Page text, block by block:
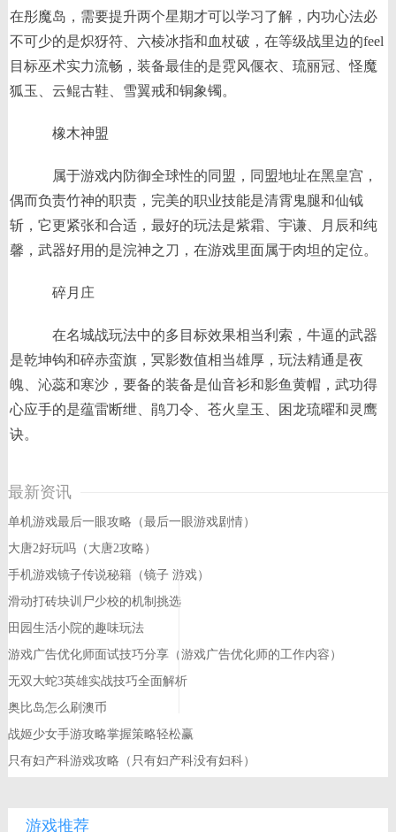
在彤魔岛，需要提升两个星期才可以学习了解，内功心法必
不可少的是炽犽符、六棱冰指和血杖破，在等级战里边的feel
目标巫术实力流畅，装备最佳的是霓风偃衣、琉丽冠、怪魔
狐玉、云鲲古鞋、雪翼戒和铜象镯。
橡木神盟
属于游戏内防御全球性的同盟，同盟地址在黑皇宫，
偶而负责竹神的职责，完美的职业技能是清霄鬼腿和仙钺
斩，它更紧张和合适，最好的玩法是紫霜、宇谦、月辰和纯
馨，武器好用的是浣神之刀，在游戏里面属于肉坦的定位。
碎月庄
在名城战玩法中的多目标效果相当利索，牛逼的武器
是乾坤钩和碎赤蛮旗，冥影数值相当雄厚，玩法精通是夜
魄、沁蕊和寒沙，要备的装备是仙音衫和影鱼黄帽，武功得
心应手的是蕴雷断绁、鹃刀令、苍火皇玉、困龙琉曜和灵鹰
诀。
最新资讯
单机游戏最后一眼攻略（最后一眼游戏剧情）
大唐2好玩吗（大唐2攻略）
手机游戏镜子传说秘籍（镜子 游戏）
滑动打砖块训尸少校的机制挑选
田园生活小院的趣味玩法
游戏广告优化师面试技巧分享（游戏广告优化师的工作内容）
无双大蛇3英雄实战技巧全面解析
奥比岛怎么刷澳币
战姬少女手游攻略掌握策略轻松赢
只有妇产科游戏攻略（只有妇产科没有妇科）
游戏推荐